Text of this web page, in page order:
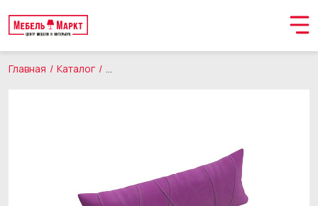
Главная Каталог Товары для дома